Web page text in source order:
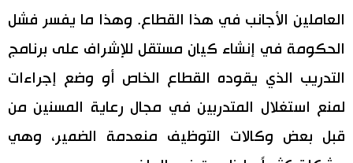
العاملين الأجانب في هذا القطاع. وهذا ما يفسر فشل
الحكومة في إنشاء كيان مستقل للإشراف على برنامج
التدريب الذي يقوده القطاع الخاص أو وضع إجراءات
لمنع استغلال المتدربين في مجال رعاية المسنين من
قبل بعض وكالات التوظيف منعدمة الضمير، وهي